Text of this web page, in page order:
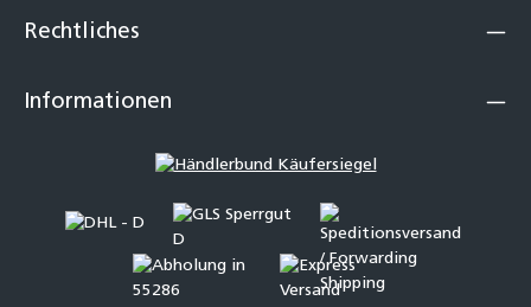
Rechtliches
Informationen